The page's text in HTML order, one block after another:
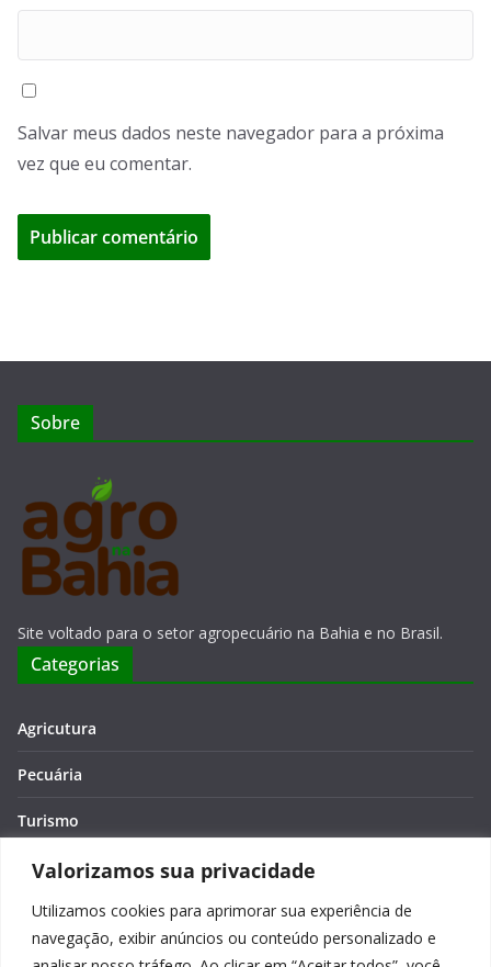
Valorizamos sua privacidade
Utilizamos cookies para aprimorar sua experiência de
navegação, exibir anúncios ou conteúdo personalizado e
Salvar meus dados neste navegador para a próxima
vez que eu comentar.
Sobre
Site voltado para o setor agropecuário na Bahia e no Brasil.
Categorias
Agricutura
Pecuária
Turismo
Economia
Meio Ambiente
Editora: Verônica Macêdo